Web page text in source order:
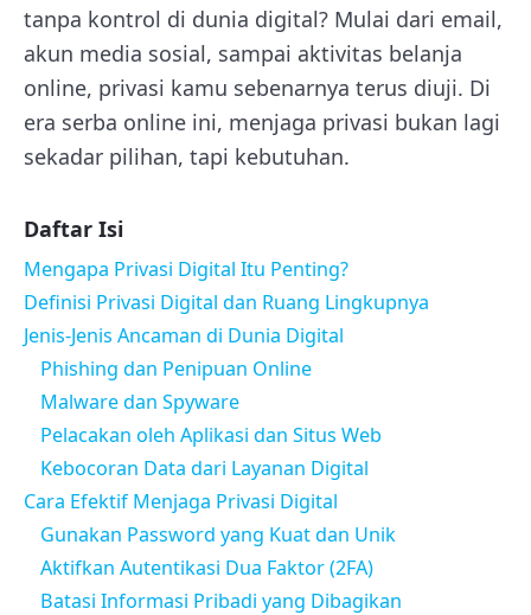
tanpa kontrol di dunia digital? Mulai dari email,
akun media sosial, sampai aktivitas belanja
online, privasi kamu sebenarnya terus diuji. Di
era serba online ini, menjaga privasi bukan lagi
sekadar pilihan, tapi kebutuhan.
Daftar Isi
Mengapa Privasi Digital Itu Penting?
Definisi Privasi Digital dan Ruang Lingkupnya
Jenis-Jenis Ancaman di Dunia Digital
Phishing dan Penipuan Online
Malware dan Spyware
Pelacakan oleh Aplikasi dan Situs Web
Kebocoran Data dari Layanan Digital
Cara Efektif Menjaga Privasi Digital
Gunakan Password yang Kuat dan Unik
Aktifkan Autentikasi Dua Faktor (2FA)
Batasi Informasi Pribadi yang Dibagikan